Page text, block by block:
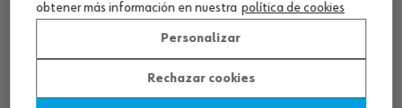
obtener más información en nuestra política de cookies
Personalizar
Rechazar cookies